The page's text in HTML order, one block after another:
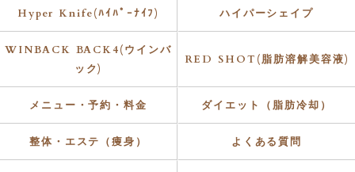
Hyper Knife(ﾊｲﾊﾟｰﾅｲﾌ) ハイパーシェイプ
WINBACK BACK4(ウインバ
ック)
RED SHOT(脂肪溶解美容液)
メニュー・予約・料金 ダイエット（脂肪冷却）
整体・エステ（痩身） よくある質問